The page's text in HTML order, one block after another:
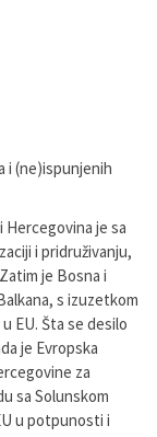
i (ne)ispunjenih
Hercegovina je sa
i pridruživanju,
je Bosna i
s izuzetkom
EU. Šta se desilo
je Evropska
za
sa Solunskom
u potpunosti i